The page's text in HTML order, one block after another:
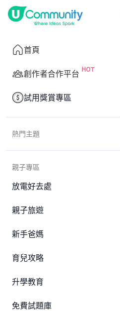
首頁
創作者合作平台
試用獎賞專區
熱門主題
親子專區
放電好去處
親子旅遊
新手爸媽
育兒攻略
升學教育
免費試題庫